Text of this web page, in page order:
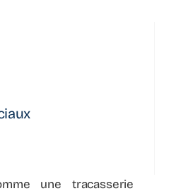
une tracasserie